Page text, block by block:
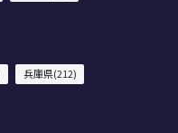
兵庫県(212)